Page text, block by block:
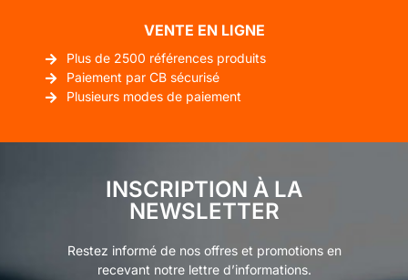
VENTE EN LIGNE
Plus de 2500 références produits
Paiement par CB sécurisé
Plusieurs modes de paiement
INSCRIPTION À LA
NEWSLETTER
Restez informé de nos offres et promotions en
recevant notre lettre d’informations.